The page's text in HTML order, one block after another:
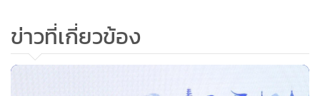
มือกันและต้องมั่นใจว่าจะไม่ทิ้งใครไว้ข้างหลังในเส้นทางการ
พัฒนา ซึ่งสอดคล้องกับแนวคิดเศรษฐกิจ BCG ที่ผลักดันให้มอง
ไกลไปกว่าการสร้างผลกำไร และหันมาให้ความสำคัญกับการทำ
ข่าวที่เกี่ยวข้อง